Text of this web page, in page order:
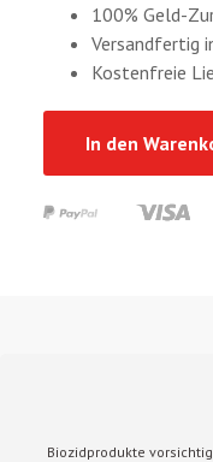
100% Geld-
Versandfertig
Kostenfreie
In den
Biozidprodukte